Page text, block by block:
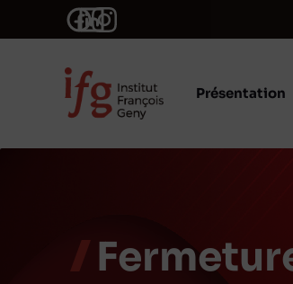
Présentation